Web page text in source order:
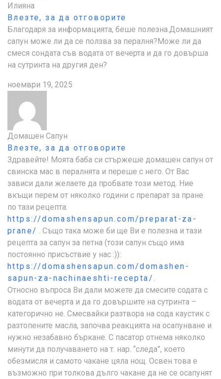
Илияна
Влезте, за да отговорите
Благодаря за информацията, беше полезна.Домашният
сапун може ли да се ползва за пералня?Може ли да
смеся сондата съв водата от вечерта и да го довърша
на сутринта на другия ден?
ноември 19, 2025
Домашен Сапун
Влезте, за да отговорите
Здравейте! Моята баба си стържеше домашен сапун от
свинска мас в пералнята и переше с него. От Вас
зависи дали желаете да пробвате този метод. Ние
вкъщи перем от няколко години с препарат за пране
по тази рецепта:
https://domashensapun.com/preparat-za-
prane/
. Също така може би ще Ви е полезна и тази
рецепта за сапун за петна (този сапун също има
постоянно присъствие у нас :)):
https://domashensapun.com/domashen-
sapun-za-nachinaeshti-recepta/
Относно въпроса Ви дали можете да смесите содата с
водата от вечерта и да го довършите на сутринта –
категорично не. Смесвайки разтвора на сода каустик с
разтопените масла, започва реакцията на осапунване и
нужно незабавно бъркане. С пасатор отнема няколко
минути да получаването на т. нар. “следа”, което
обезмисля и самото чакане цяла нощ. Освен това е
възможно при толкова дълго чакане да не се осапунят